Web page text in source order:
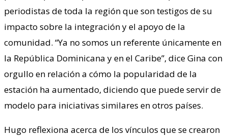
periodistas de toda la región que son testigos de su
impacto sobre la integración y el apoyo de la
comunidad. “Ya no somos un referente únicamente en
la República Dominicana y en el Caribe”, dice Gina con
orgullo en relación a cómo la popularidad de la
estación ha aumentado, diciendo que puede servir de
modelo para iniciativas similares en otros países.
Hugo reflexiona acerca de los vínculos que se crearon